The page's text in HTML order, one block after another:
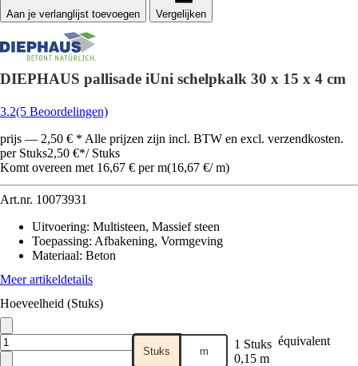
Vergelijken
DIEPHAUS pallisade iUni schelpkalk 30 x 15 x 4 cm
3.2(5 Beoordelingen)
prijs — 2,50 € * Alle prijzen zijn incl. BTW en excl. verzendkosten.
per Stuks2,50 €*/ Stuks
Komt overeen met 16,67 € per m(16,67 €/ m)
Art.nr. 10073931
Uitvoering: Multisteen, Massief steen
Toepassing: Afbakening, Vormgeving
Materiaal: Beton
Meer artikeldetails
Hoeveelheid (Stuks)
Stuks m 1 Stuks équivalent
0,15 m